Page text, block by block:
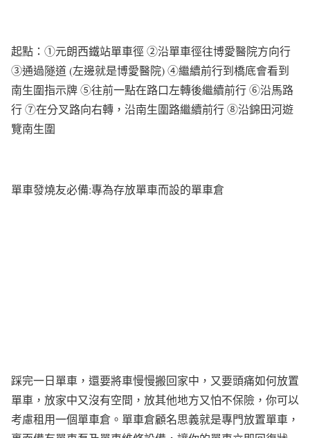
起點：①元朗西鐵站單車徑 ②沿單車徑往博愛醫院方向行
③通過隧道 (左邊就是博愛醫院) ④繼續前行到橋底會看到
南生圍指示牌 ⑤往前一點在路口左轉後繼續前行 ⑥沿馬路
行 ⑦在分叉路向右轉，沿南生圍路繼續前行 ⑧沿錦田河遊
覽南生圍
單車發燒友必備:專為存放單車而設的單車倉
踩完一日單車，還要將車慢慢搬回家中，又要頭痛如何放置
單車，放家中又沒有空間，放其他地方又怕不保險，你可以
考慮租用一個單車倉。單車倉顧名思義就是專門放置單車，